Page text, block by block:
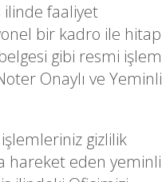
ilinde faaliyet
bir kadro ile hitap
gibi resmi işlem
Onaylı ve Yeminli
gizlilik
hareket eden yeminli